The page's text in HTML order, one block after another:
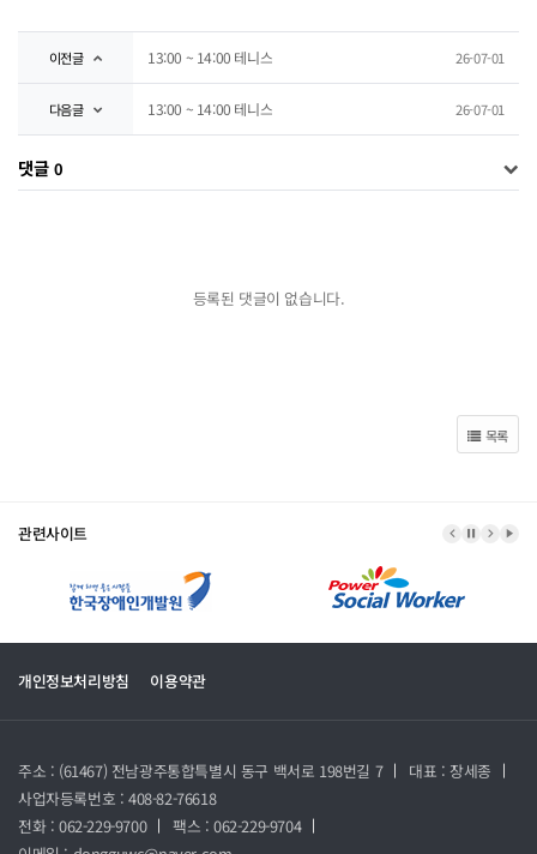
이전글 13:00 ~ 14:00 테니스 26-07-01
다음글 13:00 ~ 14:00 테니스 26-07-01
댓글 0
등록된 댓글이 없습니다.
목록
관련사이트 이전 배너
배너 정지
다음배
개인정보처리방침 이용약관
주소 : (61467) 전남광주통합특별시 동구 백서로 198번길 7
대표 : 장세종
사업자등록번호 : 408-82-76618
전화 : 062-229-9700
팩스 : 062-229-9704